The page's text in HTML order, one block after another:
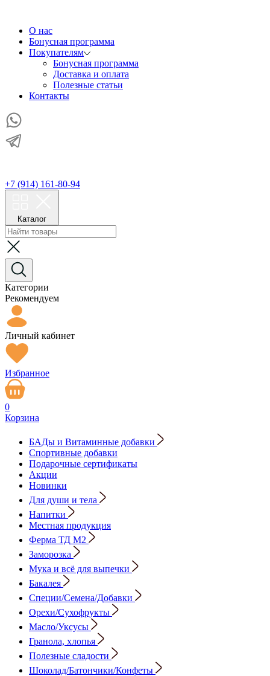
О нас
Бонусная программа
Покупателям
Бонусная программа
Доставка и оплата
Полезные статьи
Контакты
+7 (914) 161-80-94
Каталог
Категории
Рекомендуем
Личный кабинет
Избранное
0
Корзина
БАДы и Витаминные добавки
Спортивные добавки
Подарочные сертификаты
Акции
Новинки
Для души и тела
Напитки
Местная продукция
Ферма ТД М2
Заморозка
Мука и всё для выпечки
Бакалея
Специи/Семена/Добавки
Орехи/Сухофрукты
Масло/Уксусы
Гранола, хлопья
Полезные сладости
Шоколад/Батончики/Конфеты